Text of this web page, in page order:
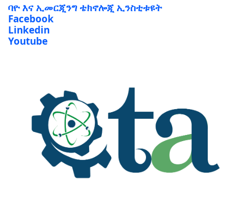
ባዮ እና ኢመርጂንግ ቴክኖሎጂ ኢንስቲቱዩት
Facebook
Linkedin
Youtube